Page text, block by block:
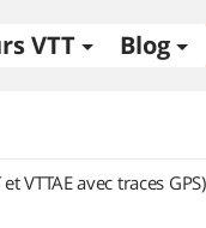
VTT Blog
VTTAE avec traces GPS)